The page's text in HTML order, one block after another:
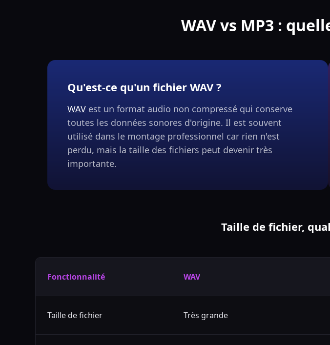
WAV vs MP3 :
Qu'est-ce qu'un fichier WAV ?
WAVest un format audio non compressé qui conserve
toutes les données sonores d'origine. Il est souvent
utilisé dans le montage professionnel car rien n'est
perdu, mais la taille des fichiers peut devenir très
importante.
Taille de fichier,
Fonctionnalité WAV
Taille de fichier Très grande